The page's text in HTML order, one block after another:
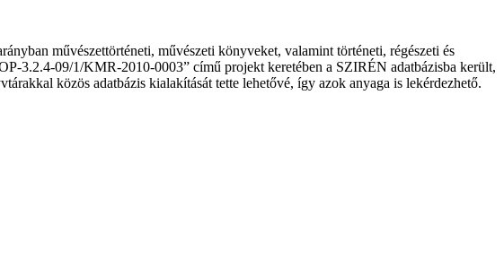
művészettörténeti, művészeti könyveket, valamint történeti, régészeti és
3.2.4-09/1/KMR-2010-0003” című projekt keretében a SZIRÉN adatbázisba került,
közös adatbázis kialakítását tette lehetővé, így azok anyaga is lekérdezhető.